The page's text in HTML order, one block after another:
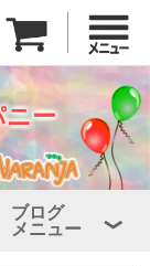
ー
ブログ
メニュー